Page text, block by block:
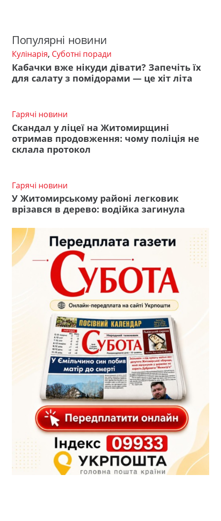
Популярні новини
Кулінарія, Суботні поради
Кабачки вже нікуди дівати? Запечіть їх
для салату з помідорами — це хіт літа
Гарячі новини
Скандал у ліцеї на Житомирщині
отримав продовження: чому поліція не
склала протокол
Гарячі новини
У Житомирському районі легковик
врізався в дерево: водійка загинула